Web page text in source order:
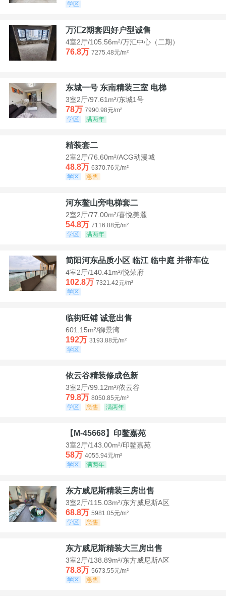
学区
万汇2期套四好户型诚售
4室2厅/105.56m²/万汇中心（二期）
76.8万 7275.48元/m²
东城一号 东南精装三室 电梯
3室2厅/97.61m²/东城1号
78万 7990.98元/m²
学区
满两年
精装套二
2室2厅/76.60m²/ACG动漫城
48.8万 6370.76元/m²
学区
急售
河东鳌山旁电梯套二
2室2厅/77.00m²/喜悦美麓
54.8万 7116.88元/m²
学区
满两年
简阳河东品质小区 临江 临中庭 并带车位
4室2厅/140.41m²/悦荣府
102.8万 7321.42元/m²
学区
临街旺铺 诚意出售
601.15m²/御景湾
192万 3193.88元/m²
学区
依云谷精装修成色新
3室2厅/99.12m²/依云谷
79.8万 8050.85元/m²
学区
急售 满两年
【M-45668】印鳌嘉苑
3室2厅/143.00m²/印鳌嘉苑
58万 4055.94元/m²
学区
满两年
东方威尼斯精装三房出售
3室2厅/115.03m²/东方威尼斯A区
68.8万 5981.05元/m²
学区
急售
东方威尼斯精装大三房出售
3室2厅/138.89m²/东方威尼斯A区
78.8万 5673.55元/m²
学区
急售